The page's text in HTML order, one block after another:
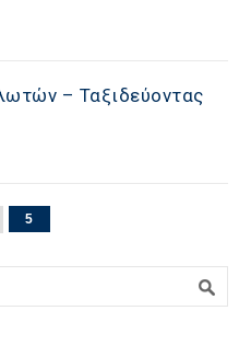
– Ταξιδεύοντας
5